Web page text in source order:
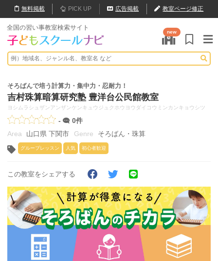
無料掲載 PICK UP 広告掲載 教室ページ修正
全国の習い事教室検索サイト
new
そろばんで培う計算力・集中力・忍耐力！
吉村珠算暗算研究塾 豊洋台公民館教室
ヨシムラシュザンアンザンケンキュウジュクホウヨウダイコウミンカンキョウシツ
-
0件
山口県 下関市
そろばん・珠算
グループレッスン 人気 初心者歓迎
この教室をシェアする